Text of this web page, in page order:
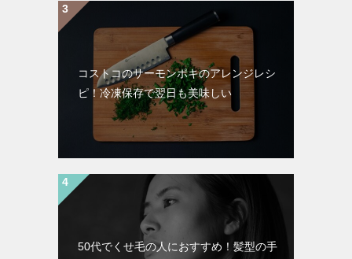
コストコのサーモンポキのアレンジレシ
ピ！冷凍保存で翌日も美味しい
50代でくせ毛の人におすすめ！髪型の手